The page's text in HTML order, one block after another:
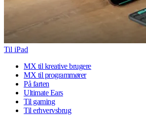
Til iPad
MX til kreative brugere
MX til programmører
På farten
Ultimate Ears
Til gaming
Til erhvervsbrug